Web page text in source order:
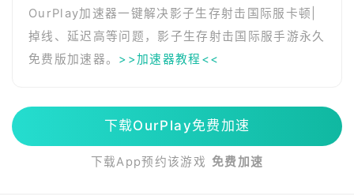
OurPlay加速器一键解决影子生存射击国际服卡顿|
掉线、延迟高等问题，影子生存射击国际服手游永久
免费版加速器。 >>加速器教程<<
下载OurPlay免费加速
下载App预约该游戏 免费加速